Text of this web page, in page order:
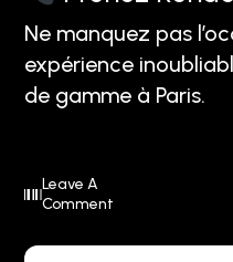
Ne manquez pas
expérience
de gamme à Paris.
Leave A
Comment